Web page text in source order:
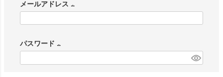
メールアドレス
(
須
)
パスワード